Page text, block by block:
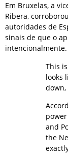
Em Bruxelas, a
Ribera,
autoridades de
sinais de que o
intencionalmente.
This
looks
and
the